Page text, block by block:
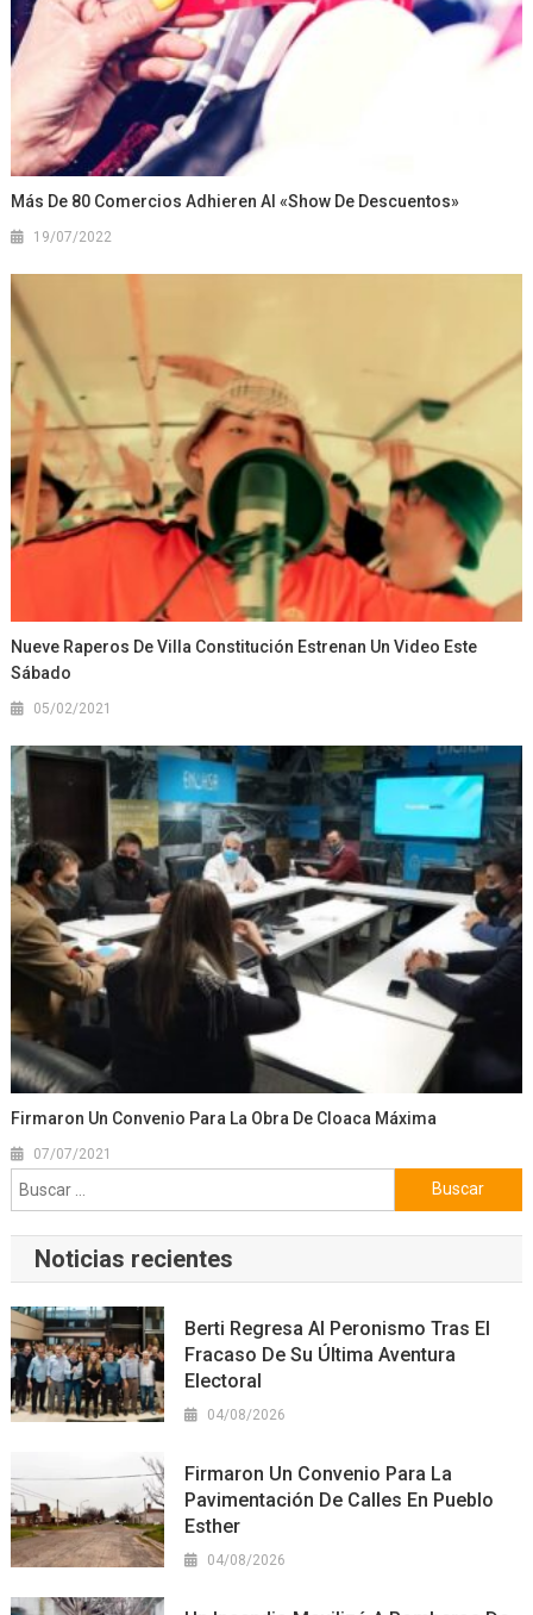
Más De 80 Comercios Adhieren Al «Show De Descuentos»
19/07/2022
Nueve Raperos De Villa Constitución Estrenan Un Video Este
Sábado
05/02/2021
Firmaron Un Convenio Para La Obra De Cloaca Máxima
07/07/2021
Buscar:
Noticias recientes
Berti Regresa Al Peronismo Tras El
Fracaso De Su Última Aventura
Electoral
04/08/2026
Firmaron Un Convenio Para La
Pavimentación De Calles En Pueblo
Esther
04/08/2026